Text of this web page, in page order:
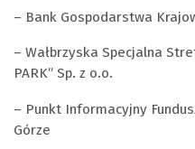
– Bank Gospodarstwa
– Wałbrzyska Specjalna
PARK” Sp. z o.o.
– Punkt Informacyjny
Górze